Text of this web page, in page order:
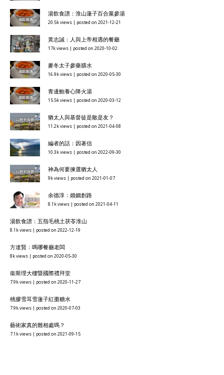
湯飲食譜：淮山蓮子百合黨參湯
20.5k views | posted on 2021-12-21
黃志誠：人與上帝相遇的餐廳
17k views | posted on 2020-10-02
麥冬太子參藥膳水
16.9k views | posted on 2020-05-30
青邊鮑養心降火湯
15.5k views | posted on 2020-03-12
猶太人與基督徒是敵是友？
11.2k views | posted on 2021-04-08
編者的話：因著信
10.3k views | posted on 2022-09-30
神為何要揀選猶太人
9k views | posted on 2021-01-07
余德淳：婚姻創路
8.1k views | posted on 2021-04-11
湯飲食譜：五指毛桃土茯苓淮山
8.1k views | posted on 2022-12-19
方達賢：嗎哪餐廳老闆
8k views | posted on 2020-05-30
衞斯理大樓暨國際禮拜堂
7.9k views | posted on 2020-11-27
桃膠雪耳雪蓮子紅棗糖水
7.9k views | posted on 2020-07-03
藝術家真的難相處嗎？
7.1k views | posted on 2021-09-15